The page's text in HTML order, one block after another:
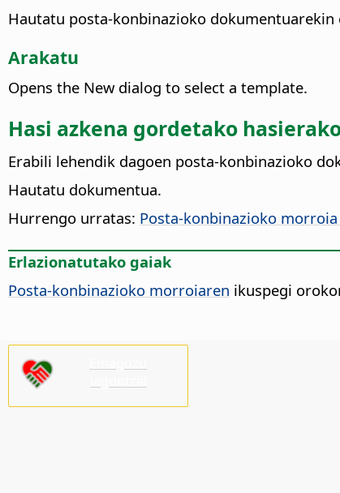
Hautatu posta-konbinazioko
Arakatu
Opens the New dialog to select a template.
Hasi azkena gordetako
Erabili lehendik dagoen posta-konbinazioko
Hautatu dokumentua.
Hurrengo urratas: Posta-konbinazioko
Erlazionatutako gaiak
Posta-konbinazioko morroiaren ikuspegi